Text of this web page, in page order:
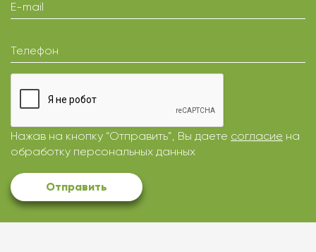
E-mail
Телефон
Нажав на кнопку “Отправить”, Вы даете согласие на
обработку персональных данных
Отправить